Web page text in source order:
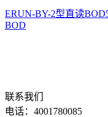
ERUN-BY-2型直读
BOD
联系我们
电话：4001780085